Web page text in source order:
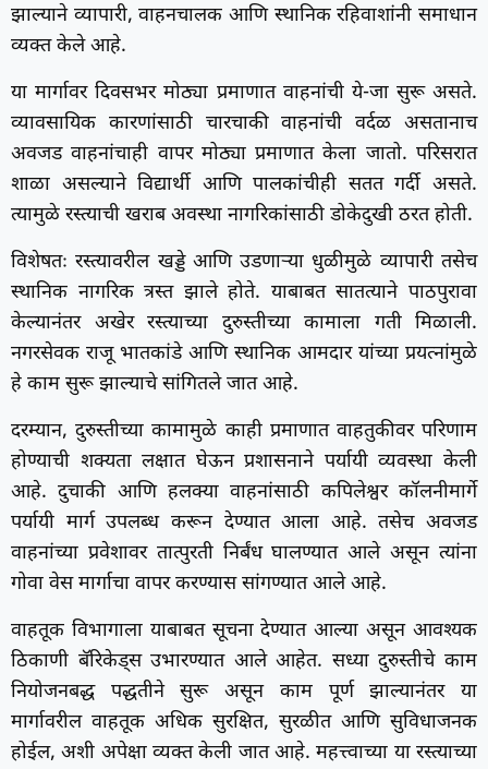
झाल्याने व्यापारी, वाहनचालक आणि स्थानिक रहिवाशांनी समाधान
व्यक्त केले आहे.
या मार्गावर दिवसभर मोठ्या प्रमाणात वाहनांची ये-जा सुरू असते.
व्यावसायिक कारणांसाठी चारचाकी वाहनांची वर्दळ असतानाच
अवजड वाहनांचाही वापर मोठ्या प्रमाणात केला जातो. परिसरात
शाळा असल्याने विद्यार्थी आणि पालकांचीही सतत गर्दी असते.
त्यामुळे रस्त्याची खराब अवस्था नागरिकांसाठी डोकेदुखी ठरत होती.
विशेषतः रस्त्यावरील खड्डे आणि उडणाऱ्या धुळीमुळे व्यापारी तसेच
स्थानिक नागरिक त्रस्त झाले होते. याबाबत सातत्याने पाठपुरावा
केल्यानंतर अखेर रस्त्याच्या दुरुस्तीच्या कामाला गती मिळाली.
नगरसेवक राजू भातकांडे आणि स्थानिक आमदार यांच्या प्रयत्नांमुळे
हे काम सुरू झाल्याचे सांगितले जात आहे.
दरम्यान, दुरुस्तीच्या कामामुळे काही प्रमाणात वाहतुकीवर परिणाम
होण्याची शक्यता लक्षात घेऊन प्रशासनाने पर्यायी व्यवस्था केली
आहे. दुचाकी आणि हलक्या वाहनांसाठी कपिलेश्वर कॉलनीमार्गे
पर्यायी मार्ग उपलब्ध करून देण्यात आला आहे. तसेच अवजड
वाहनांच्या प्रवेशावर तात्पुरती निर्बंध घालण्यात आले असून त्यांना
गोवा वेस मार्गाचा वापर करण्यास सांगण्यात आले आहे.
वाहतूक विभागाला याबाबत सूचना देण्यात आल्या असून आवश्यक
ठिकाणी बॅरिकेड्स उभारण्यात आले आहेत. सध्या दुरुस्तीचे काम
नियोजनबद्ध पद्धतीने सुरू असून काम पूर्ण झाल्यानंतर या
मार्गावरील वाहतूक अधिक सुरक्षित, सुरळीत आणि सुविधाजनक
होईल, अशी अपेक्षा व्यक्त केली जात आहे. महत्त्वाच्या या रस्त्याच्या